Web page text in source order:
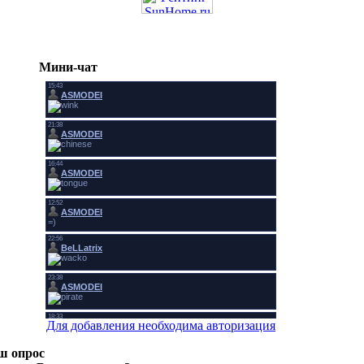
Мини-чат
Для добавления необходима авторизация
опрос